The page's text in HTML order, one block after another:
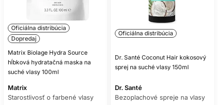
Oficiálna distribúcia
Dopredaj
Matrix Biolage Hydra Source
hĺbková hydratačná maska na
suché vlasy 100ml
Matrix
Starostlivosť o farbené vlasy
Oficiálna distribúcia
Dr. Santé Coconut Hair kokosový
sprej na suché vlasy 150ml
Dr. Santé
Bezoplachové spreje na vlasy